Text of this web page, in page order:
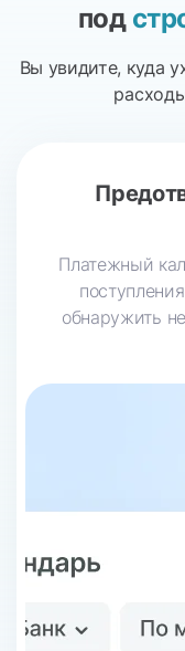
под
Вы увидите, куда
Платежный
обнаружить